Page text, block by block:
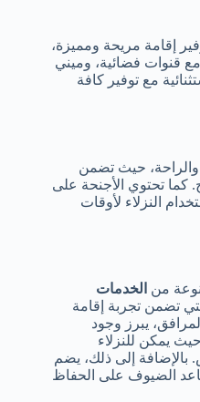
إقامة مريحة ومميزة،
قنوات فضائية، وميني
مع توفير كافة
والراحة، حيث تضمن
كما تحتوي الأجنحة على
النزلاء لأوقات
من الخدمات
تضمن تجربة إقامة
يبرز وجود
حيث يمكن للنزلاء
بالإضافة إلى ذلك، يضم
الضيوف على الحفاظ